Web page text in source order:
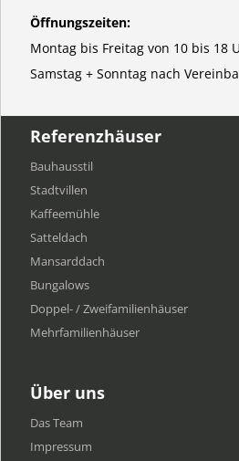
Öffnungszeiten:
Montag bis Freitag von 10 bis 18
Samstag + Sonntag nach
Referenzhäuser
Bauhausstil
Stadtvillen
Kaffeemühle
Satteldach
Mansarddach
Bungalows
Doppel- / Zweifamilienhäuser
Mehrfamilien​häuser
Über uns
Das Team
Impressum